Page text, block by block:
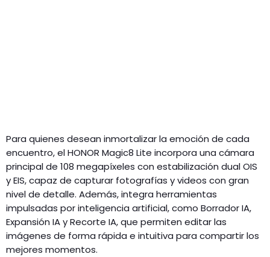
Para quienes desean inmortalizar la emoción de cada
encuentro, el HONOR Magic8 Lite incorpora una cámara
principal de 108 megapíxeles con estabilización dual OIS
y EIS, capaz de capturar fotografías y videos con gran
nivel de detalle. Además, integra herramientas
impulsadas por inteligencia artificial, como Borrador IA,
Expansión IA y Recorte IA, que permiten editar las
imágenes de forma rápida e intuitiva para compartir los
mejores momentos.